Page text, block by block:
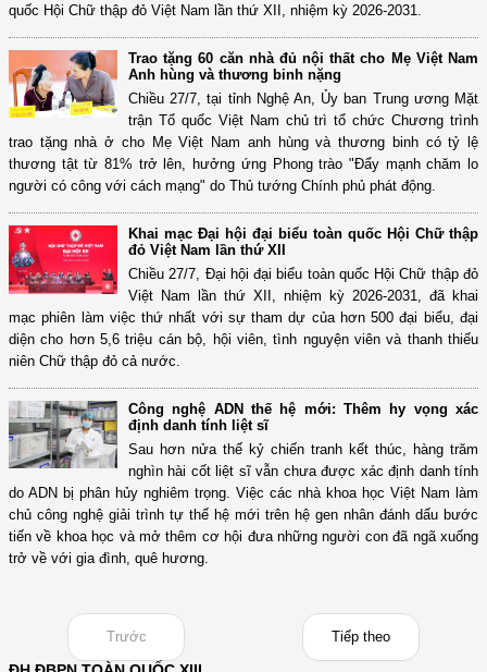
quốc Hội Chữ thập đỏ Việt Nam lần thứ XII, nhiệm kỳ 2026-2031.
Trao tặng 60 căn nhà đủ nội thất cho Mẹ Việt Nam
Anh hùng và thương binh nặng
Chiều 27/7, tại tỉnh Nghệ An, Ủy ban Trung ương Mặt
trận Tổ quốc Việt Nam chủ trì tổ chức Chương trình
trao tặng nhà ở cho Mẹ Việt Nam anh hùng và thương binh có tỷ lệ
thương tật từ 81% trở lên, hưởng ứng Phong trào "Đẩy mạnh chăm lo
người có công với cách mạng" do Thủ tướng Chính phủ phát động.
Khai mạc Đại hội đại biểu toàn quốc Hội Chữ thập
đỏ Việt Nam lần thứ XII
Chiều 27/7, Đại hội đại biểu toàn quốc Hội Chữ thập đỏ
Việt Nam lần thứ XII, nhiệm kỳ 2026-2031, đã khai
mạc phiên làm việc thứ nhất với sự tham dự của hơn 500 đại biểu, đại
diện cho hơn 5,6 triệu cán bộ, hội viên, tình nguyện viên và thanh thiếu
niên Chữ thập đỏ cả nước.
Công nghệ ADN thế hệ mới: Thêm hy vọng xác
định danh tính liệt sĩ
Sau hơn nửa thế kỷ chiến tranh kết thúc, hàng trăm
nghìn hài cốt liệt sĩ vẫn chưa được xác định danh tính
do ADN bị phân hủy nghiêm trọng. Việc các nhà khoa học Việt Nam làm
chủ công nghệ giải trình tự thế hệ mới trên hệ gen nhân đánh dấu bước
tiến về khoa học và mở thêm cơ hội đưa những người con đã ngã xuống
trở về với gia đình, quê hương.
Trước Tiếp theo